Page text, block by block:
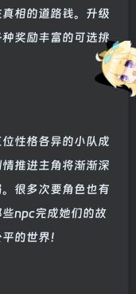
相的道路钱。升级
奖励丰富的可选挑
性格各异的小队成
推进主角将渐渐深
很多次要角色也有
npc完成她们的故
的世界！